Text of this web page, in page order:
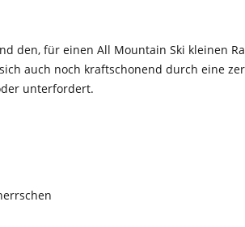
den, für einen All Mountain Ski kleinen
auch noch kraftschonend durch eine
unterfordert.